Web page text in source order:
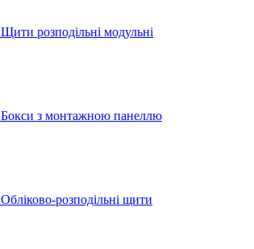
Щити розподільні модульні
Бокси з монтажною панеллю
Обліково-розподільні щити